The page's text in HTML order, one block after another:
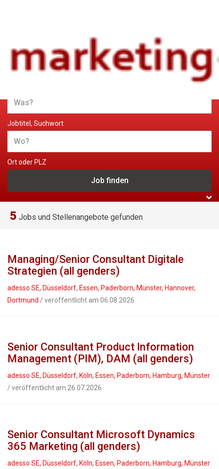
Jobs und Stellenangebote im
Marketing
Jobtitel, Suchwort
Ort oder PLZ
5 Jobs und Stellenangebote gefunden
Managing/Senior Consultant Digitale
Strategien (all genders)
adesso SE, Düsseldorf, Essen, Paderborn, Münster, Hannover,
Dortmund / veröffentlicht am 06.08.2026
Senior Consultant Product Information
Management (PIM), DAM (all genders)
adesso SE, Düsseldorf, Köln, Essen, Paderborn, Hamburg, Münster
/ veröffentlicht am 26.07.2026
Senior Consultant Microsoft Dynamics
365 Marketing (all genders)
adesso SE, Düsseldorf, Köln, Essen, Paderborn, Hamburg, Münster